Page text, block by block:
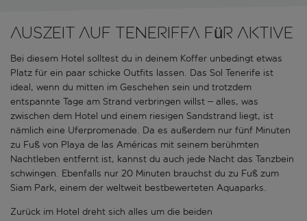
Auszeit auf Teneriffa für Aktive
Bei diesem Hotel solltest du in deinem Koffer unbedingt etwas
Platz für ein paar schicke Outfits lassen. Das Sol Tenerife ist
ideal, wenn du mitten im Geschehen sein und trotzdem
entspannte Tage am Strand verbringen willst – alles, was
zwischen dem Hotel und einem riesigen Sandstrand liegt, ist
nämlich eine Uferpromenade. Da es außerdem nur fünf Minuten
zu Fuß von Playa de las Américas mit seinem berühmten
Nachtleben entfernt ist, kannst du auch jede Nacht das Tanzbein
schwingen. Ebenfalls nur 20 Minuten brauchst du zu Fuß zum
Siam Park, einem der weltweit bestbewerteten Aquaparks.
Zurück im Hotel dreht sich alles um die beiden